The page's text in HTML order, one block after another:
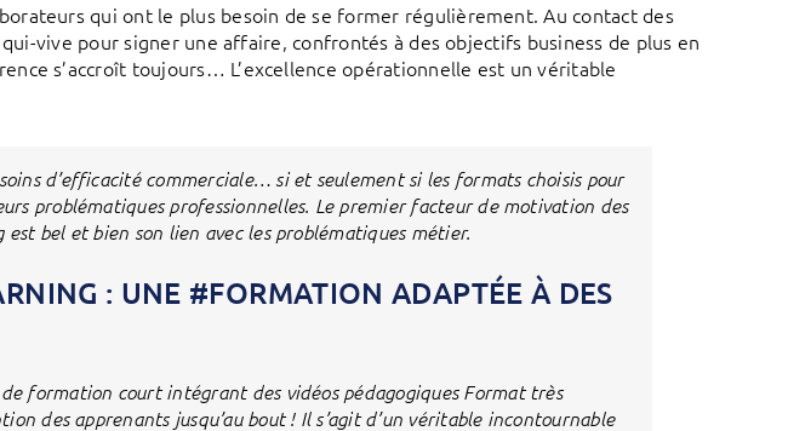
qui ont le plus besoin de se former régulièrement. Au contact des
vive pour signer une affaire, confrontés à des objectifs business de plus en
s’accroît toujours… L’excellence opérationnelle est un véritable
d’efficacité commerciale… si et seulement si les formats choisis pour
problématiques professionnelles. Le premier facteur de motivation des
bel et bien son lien avec les problématiques métier.
: UNE #FORMATION ADAPTÉE À DES
formation court intégrant des vidéos pédagogiques Format très
des apprenants jusqu’au bout ! Il s’agit d’un véritable incontournable